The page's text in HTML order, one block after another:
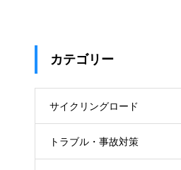
カテゴリー
サイクリングロード
トラブル・事故対策